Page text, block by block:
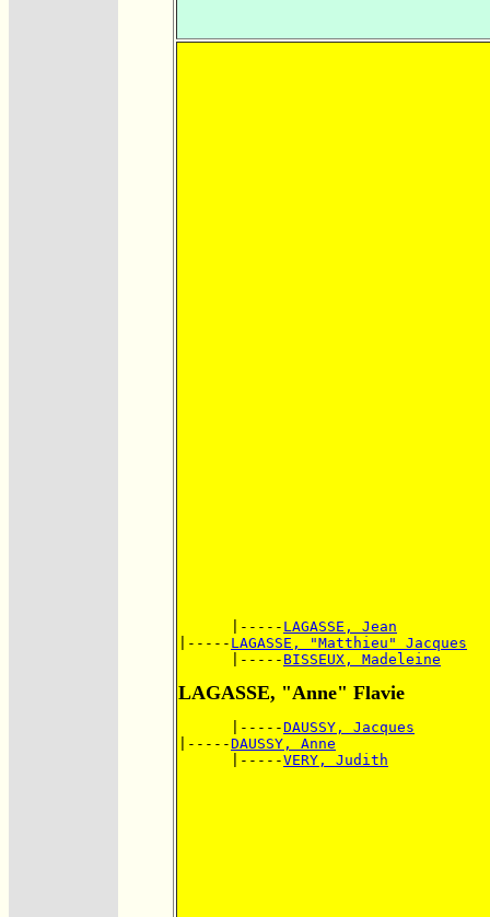
      |-----
LAGASSE, Jean
|----- LAGASSE, "Matthieu" Jacques
      |-----
BISSEUX, Madeleine
LAGASSE, "Anne" Flavie
      |-----
DAUSSY, Jacques
|-----DAUSSY, Anne
      |-----
VERY, Judith